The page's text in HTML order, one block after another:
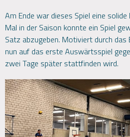
Am Ende war dieses Spiel eine
Mal in der Saison konnte ein Spiel
Satz abzugeben. Motiviert durch das
nun auf das erste Auswärtsspiel
zwei Tage später stattfinden wird.